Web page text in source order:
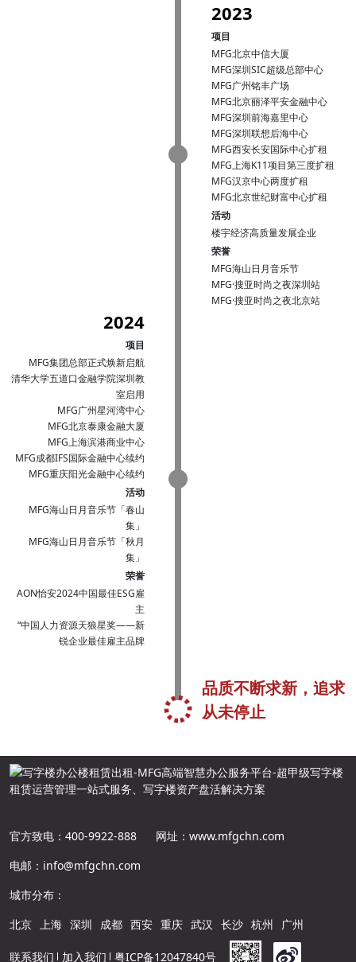
品质不断求新，追求
从未停止
2023
项目
MFG北京中信大厦
MFG深圳SIC超级总部中心
MFG广州铭丰广场
MFG北京丽泽平安金融中心
MFG深圳前海嘉里中心
MFG深圳联想后海中心
MFG西安长安国际中心扩租
MFG上海K11项目第三度扩租
MFG汉京中心两度扩租
MFG北京世纪财富中心扩租
活动
楼宇经济高质量发展企业
荣誉
MFG海山日月音乐节
MFG·搜亚时尚之夜深圳站
MFG·搜亚时尚之夜北京站
2024
项目
MFG集团总部正式焕新启航
清华大学五道口金融学院深圳教
室启用
MFG广州星河湾中心
MFG北京泰康金融大厦
MFG上海滨港商业中心
MFG成都IFS国际金融中心续约
MFG重庆阳光金融中心续约
活动
MFG海山日月音乐节「春山
集」
MFG海山日月音乐节「秋月
集」
荣誉
AON怡安2024中国最佳ESG雇
主
“中国人力资源天狼星奖——新
锐企业最佳雇主品牌
官方致电：400-9922-888
网址：www.mfgchn.com
电邮：info@mfgchn.com
城市分布：
北京 上海 深圳 成都 西安 重庆 武汉 长沙 杭州 广州
联系我们 加入我们 粤ICP备12047840号